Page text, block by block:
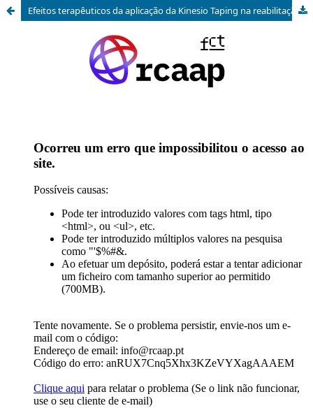
Efeitos terapêuticos da aplicação da Kinesio Taping na reabilitação do doente pós-AVC: Scoping Review